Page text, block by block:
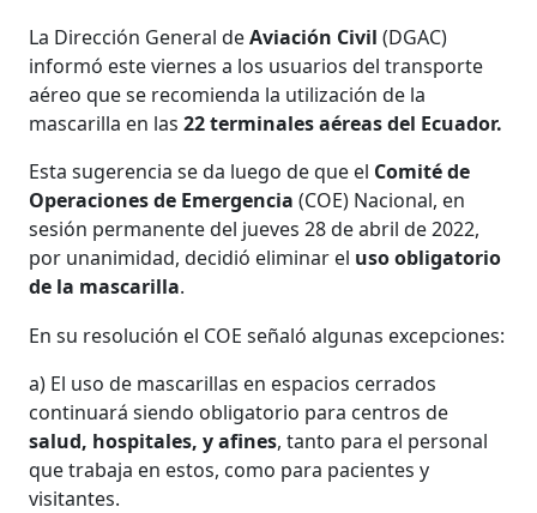
La Dirección General deAviación Civil (DGAC)
informó este viernes a los usuarios del transporte
aéreo que se recomienda la utilización de la
mascarilla en las22 terminales aéreas del Ecuador.
Esta sugerencia se da luego de que el Comité de
Operaciones de Emergencia (COE) Nacional, en
sesión permanente del jueves 28 de abril de 2022,
por unanimidad, decidió eliminar el uso obligatorio
de la mascarilla.
En su resolución el COE señaló algunas excepciones:
a) El uso de mascarillas en espacios cerrados
continuará siendo obligatorio para centros de
salud, hospitales, y afines, tanto para el personal
que trabaja en estos, como para pacientes y
visitantes.